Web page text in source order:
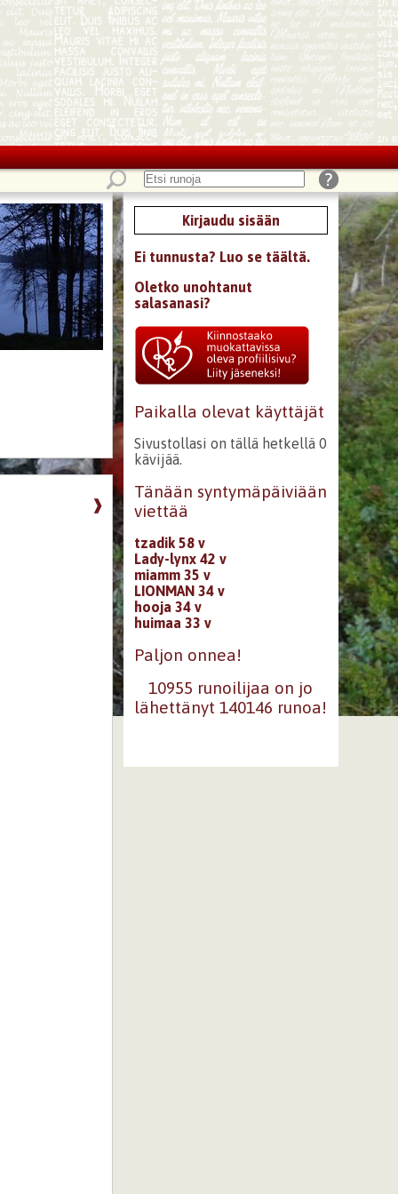
❱
Kirjaudu sisään
Ei tunnusta? Luo se täältä.
Oletko unohtanut
salasanasi?
Paikalla olevat käyttäjät
Sivustollasi on tällä hetkellä 0
kävijää.
Tänään syntymäpäiviään
viettää
tzadik 58 v
Lady-lynx 42 v
miamm 35 v
LIONMAN 34 v
hooja 34 v
huimaa 33 v
Paljon onnea!
10955 runoilijaa on jo
lähettänyt 140146 runoa!